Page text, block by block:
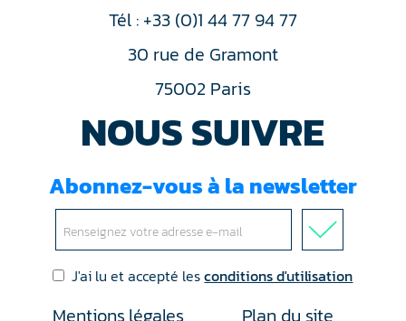
Tél : +33 (0)1 44 77 94 77
30 rue de Gramont
75002 Paris
NOUS SUIVRE
Abonnez-vous à la newsletter
J'ai lu et accepté lesconditions d'utilisation
Mentions légales
Plan du site